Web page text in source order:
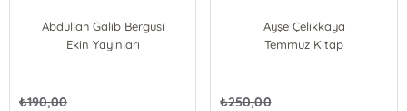
Abdullah Galib Bergusi
Ekin Yayınları
₺190,00
Ayşe Çelikkaya
Temmuz Kitap
₺250,00